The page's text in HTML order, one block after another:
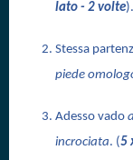
lato - 2 volte).
Stessa
piede
Adesso vado
incrociata. (5